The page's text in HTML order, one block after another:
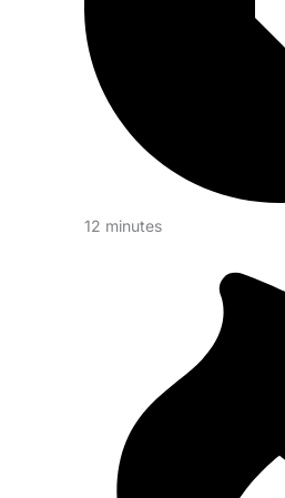
12 minutes